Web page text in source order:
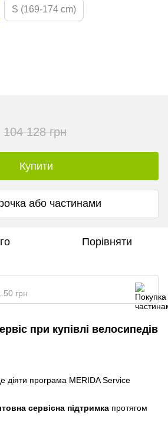
S (169-174 cm)
104 128 грн
Купити
або частинами
Порівняти
грн
при купівлі велосипедів
діяти програма MERIDA Service
сервісна підтримка протягом